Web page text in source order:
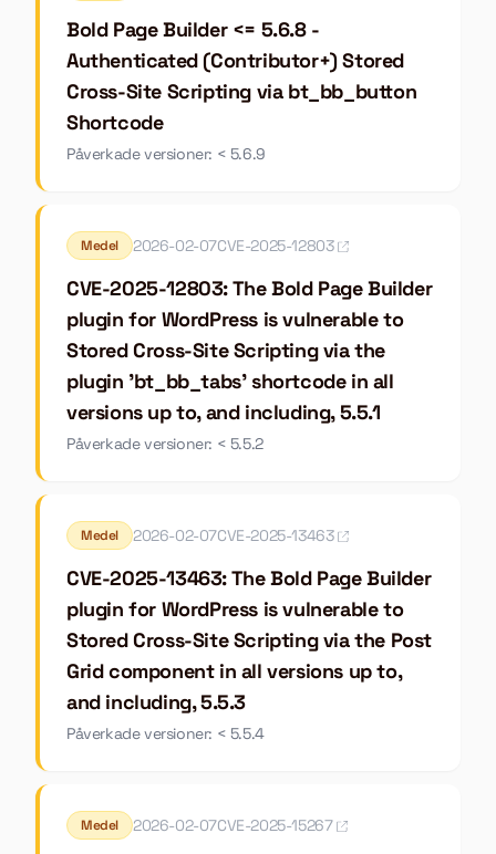
Bold Page Builder <= 5.6.8 -
Authenticated (Contributor+) Stored
Cross-Site Scripting via bt_bb_button
Shortcode
Påverkade versioner: < 5.6.9
Medel 2026-02-07CVE-2025-12803
CVE-2025-12803: The Bold Page Builder
plugin for WordPress is vulnerable to
Stored Cross-Site Scripting via the
plugin 'bt_bb_tabs' shortcode in all
versions up to, and including, 5.5.1
Påverkade versioner: < 5.5.2
Medel 2026-02-07CVE-2025-13463
CVE-2025-13463: The Bold Page Builder
plugin for WordPress is vulnerable to
Stored Cross-Site Scripting via the Post
Grid component in all versions up to,
and including, 5.5.3
Påverkade versioner: < 5.5.4
Medel 2026-02-07CVE-2025-15267